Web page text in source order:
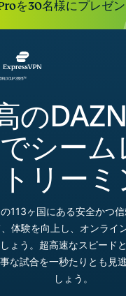
を30名様にプレゼ
の
シーム
リー
113ヶ国にある安全かつ
体験を向上し、オンライ
ょう。超高速なスピード
な試合を一秒たりとも見
しょう。